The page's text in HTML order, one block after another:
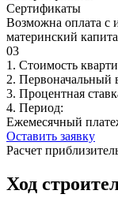
Сертификаты
Возможна оплата с
материнский
03
1. Стоимость
2. Первоначальный
3. Процентная
4. Период:
Ежемесячный
Оставить заявку
Расчет
Ход